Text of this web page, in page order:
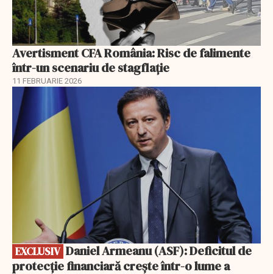
Avertisment CFA România: Risc de falimente
într-un scenariu de stagflație
11 FEBRUARIE 2026
EXCLUSIV
EXCLUSIV
protecție financiară crește într-o lume a